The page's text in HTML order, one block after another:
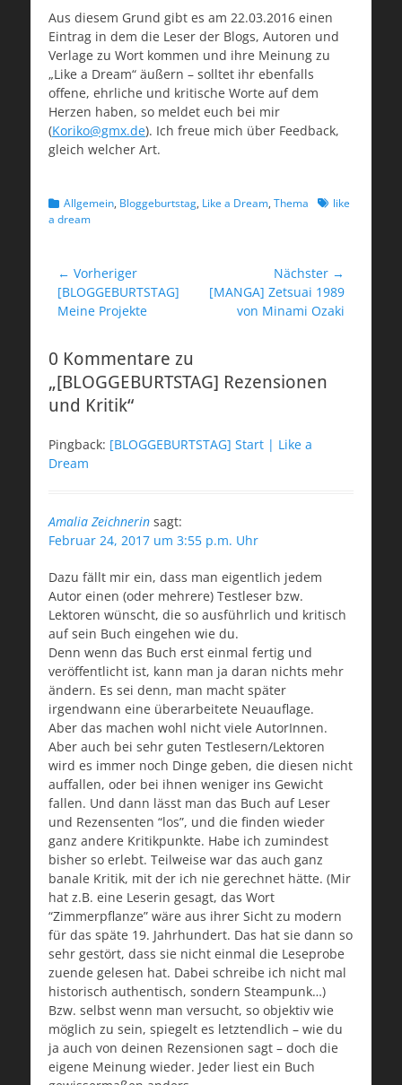
Aus diesem Grund gibt es am 22.03.2016 einen
Eintrag in dem die Leser der Blogs, Autoren und
Verlage zu Wort kommen und ihre Meinung zu
„Like a Dream“ äußern – solltet ihr ebenfalls
offene, ehrliche und kritische Worte auf dem
Herzen haben, so meldet euch bei mir
(Koriko@gmx.de). Ich freue mich über Feedback,
gleich welcher Art.
Kategorien
Allgemein, Bloggeburtstag, Like a Dream, Thema Schlagworte
like
a dream
Beitragsnavigation
← Vorheriger
Vorheriger
Beitrag:
[BLOGGEBURTSTAG]
Meine Projekte
Nächster →
Nächster
Beitrag:
[MANGA] Zetsuai 1989
von Minami Ozaki
0 Kommentare zu
„[BLOGGEBURTSTAG] Rezensionen
und Kritik“
Pingback: [BLOGGEBURTSTAG] Start | Like a
Dream
Amalia Zeichnerin sagt:
Februar 24, 2017 um 3:55 p.m. Uhr
Dazu fällt mir ein, dass man eigentlich jedem
Autor einen (oder mehrere) Testleser bzw.
Lektoren wünscht, die so ausführlich und kritisch
auf sein Buch eingehen wie du.
Denn wenn das Buch erst einmal fertig und
veröffentlicht ist, kann man ja daran nichts mehr
ändern. Es sei denn, man macht später
irgendwann eine überarbeitete Neuauflage.
Aber das machen wohl nicht viele AutorInnen.
Aber auch bei sehr guten Testlesern/Lektoren
wird es immer noch Dinge geben, die diesen nicht
auffallen, oder bei ihnen weniger ins Gewicht
fallen. Und dann lässt man das Buch auf Leser
und Rezensenten “los”, und die finden wieder
ganz andere Kritikpunkte. Habe ich zumindest
bisher so erlebt. Teilweise war das auch ganz
banale Kritik, mit der ich nie gerechnet hätte. (Mir
hat z.B. eine Leserin gesagt, das Wort
“Zimmerpflanze” wäre aus ihrer Sicht zu modern
für das späte 19. Jahrhundert. Das hat sie dann so
sehr gestört, dass sie nicht einmal die Leseprobe
zuende gelesen hat. Dabei schreibe ich nicht mal
historisch authentisch, sondern Steampunk…)
Bzw. selbst wenn man versucht, so objektiv wie
möglich zu sein, spiegelt es letztendlich – wie du
ja auch von deinen Rezensionen sagt – doch die
eigene Meinung wieder. Jeder liest ein Buch